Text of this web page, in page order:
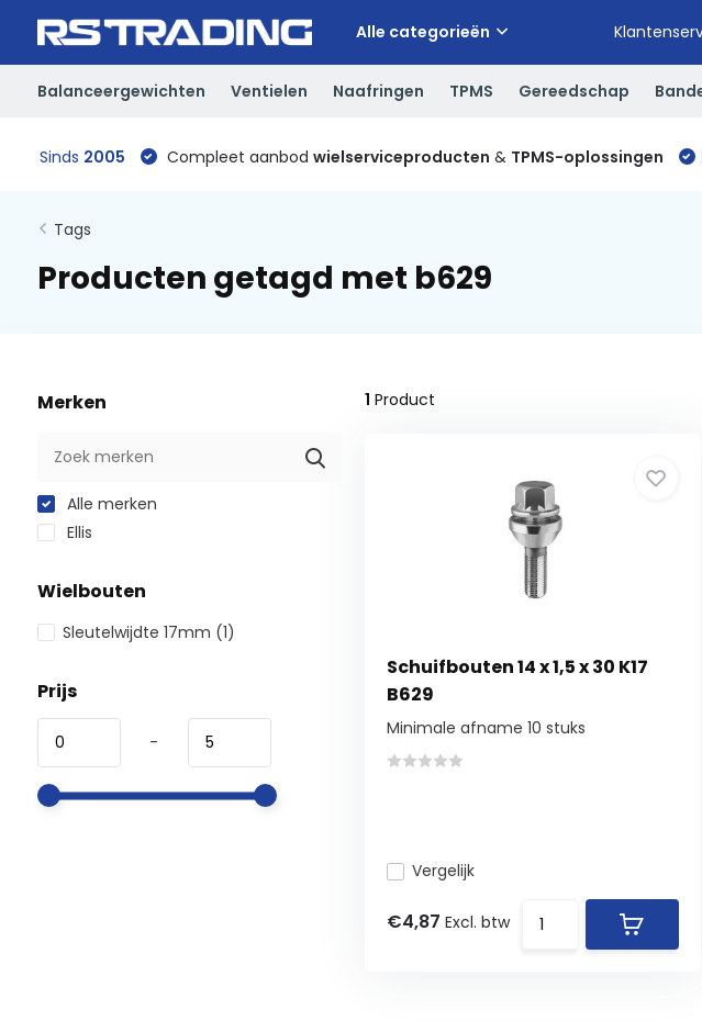
Alle categorieën
Balanceergewichten Ventielen Naafringen TPMS Gereedschap
Sinds 2005 Compleet aanbod wielserviceproducten & TPMS-oplossingen
Tags
Producten getagd met b629
Merken
Alle merken
Ellis
Wielbouten
Sleutelwijdte 17mm (1)
Prijs
-
1 Product
Schuifbouten 14 x 1,5 x 30 K17
B629
Minimale afname 10 stuks
Vergelijk
€4,87 Excl. btw